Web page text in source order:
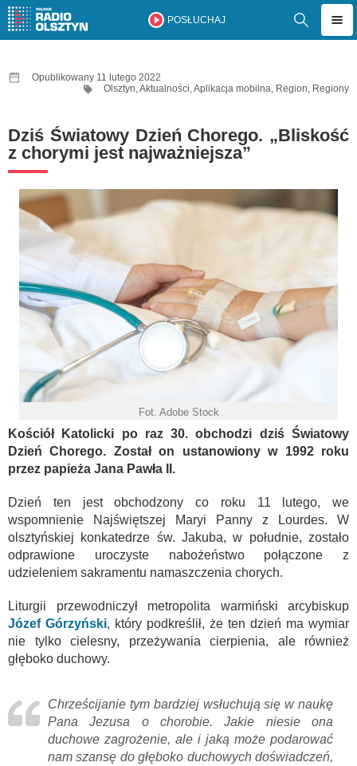
POSŁUCHAJ
Opublikowany 11 lutego 2022
Olsztyn,Aktualności,Aplikacja mobilna, Region, Regiony
Dziś Światowy Dzień Chorego. „Bliskość
z chorymi jest najważniejsza”
Fot. Adobe Stock
Kościół Katolicki po raz 30. obchodzi dziś Światowy
Dzień Chorego. Został on ustanowiony w 1992 roku
przez papieża Jana Pawła II.
Dzień ten jest obchodzony co roku 11 lutego, we
wspomnienie Najświętszej Maryi Panny z Lourdes. W
olsztyńskiej konkatedrze św. Jakuba, w południe, zostało
odprawione uroczyste nabożeństwo połączone z
udzieleniem sakramentu namaszczenia chorych.
Liturgii przewodniczył metropolita warmiński arcybiskup
Józef Górzyński, który podkreślił, że ten dzień ma wymiar
nie tylko cielesny, przeżywania cierpienia, ale również
głęboko duchowy.
Chrześcijanie tym bardziej wsłuchują się w naukę
Pana Jezusa o chorobie. Jakie niesie ona
duchowe zagrożenie, ale i jaką może podarować
nam szansę do głęboko duchowych doświadczeń,